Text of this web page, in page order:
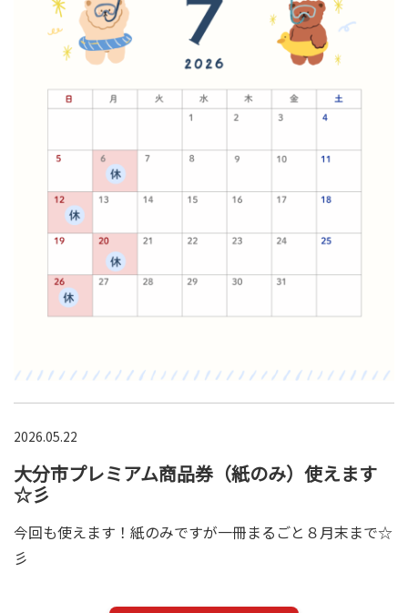
2026.05.22
大分市プレミアム商品券（紙のみ）使えます
☆彡
今回も使えます！紙のみですが一冊まるごと８月末まで☆
彡